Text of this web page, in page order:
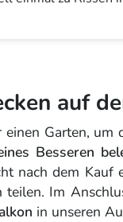
auf
Garten, um
Besseren
nach dem
Im
in unseren